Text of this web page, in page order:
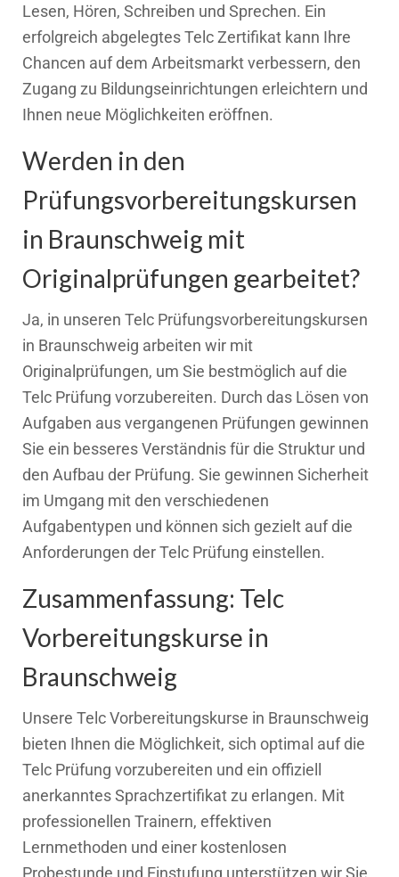
Lesen, Hören, Schreiben und Sprechen. Ein
erfolgreich abgelegtes Telc Zertifikat kann Ihre
Chancen auf dem Arbeitsmarkt verbessern, den
Zugang zu Bildungseinrichtungen erleichtern und
Ihnen neue Möglichkeiten eröffnen.
Werden in den
Prüfungsvorbereitungskursen
in Braunschweig mit
Originalprüfungen gearbeitet?
Ja, in unseren Telc Prüfungsvorbereitungskursen
in Braunschweig arbeiten wir mit
Originalprüfungen, um Sie bestmöglich auf die
Telc Prüfung vorzubereiten. Durch das Lösen von
Aufgaben aus vergangenen Prüfungen gewinnen
Sie ein besseres Verständnis für die Struktur und
den Aufbau der Prüfung. Sie gewinnen Sicherheit
im Umgang mit den verschiedenen
Aufgabentypen und können sich gezielt auf die
Anforderungen der Telc Prüfung einstellen.
Zusammenfassung: Telc
Vorbereitungskurse in
Braunschweig
Unsere Telc Vorbereitungskurse in Braunschweig
bieten Ihnen die Möglichkeit, sich optimal auf die
Telc Prüfung vorzubereiten und ein offiziell
anerkanntes Sprachzertifikat zu erlangen. Mit
professionellen Trainern, effektiven
Lernmethoden und einer kostenlosen
Probestunde und Einstufung unterstützen wir Sie